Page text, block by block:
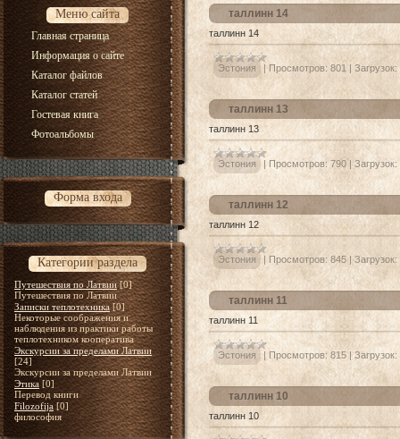
Меню сайта
Главная страница
Информация о сайте
Каталог файлов
Каталог статей
Гостевая книга
Фотоальбомы
Форма входа
Категории раздела
Путешествия по Латвии [0]
Путешествия по Латвии
Записки теплотехника [0]
Некоторые соображения и
наблюдения из практики работы
теплотехником кооператива
Экскурсии за пределами Латвии
[24]
Экскурсии за пределами Латвии
Этика [0]
Перевод книги
Filozofija [0]
философия
таллинн 14
таллинн 14
Эстония | Просмотров: 801 | Загрузок:
таллинн 13
таллинн 13
Эстония | Просмотров: 790 | Загрузок:
таллинн 12
таллинн 12
Эстония | Просмотров: 845| Загрузок:
таллинн 11
таллинн 11
Эстония | Просмотров: 815 |Загрузок:
таллинн 10
таллинн 10